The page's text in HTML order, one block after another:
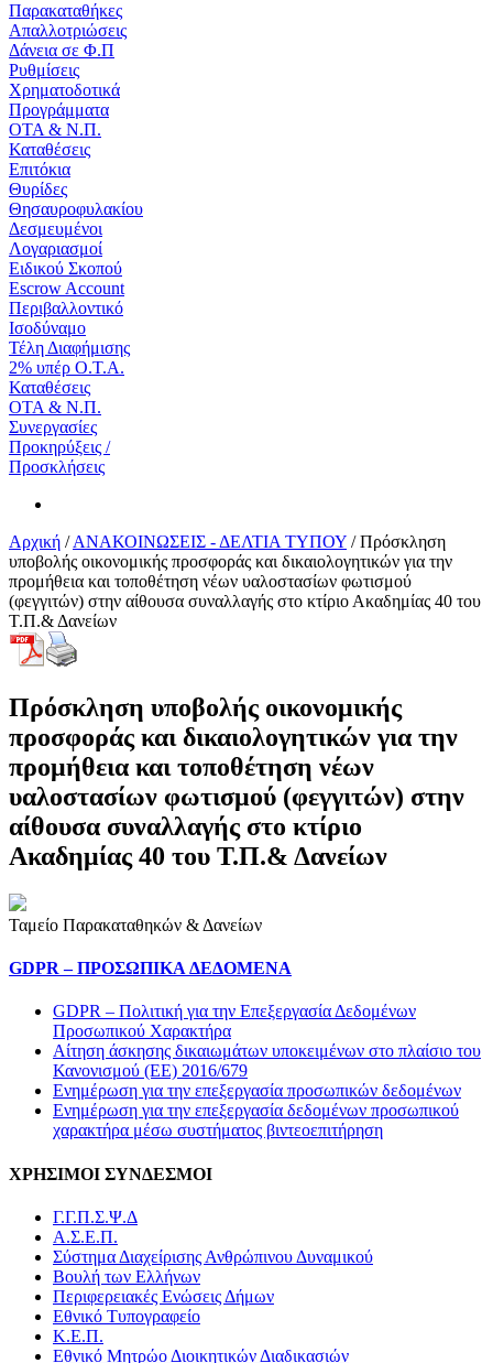
Παρακαταθήκες
Απαλλοτριώσεις
Δάνεια σε Φ.Π
Ρυθμίσεις
Χρηματοδοτικά
Προγράμματα
ΟΤΑ & Ν.Π.
Καταθέσεις
Επιτόκια
Θυρίδες
Θησαυροφυλακίου
Δεσμευμένοι
Λογαριασμοί
Ειδικού Σκοπού
Escrow Account
Περιβαλλοντικό
Ισοδύναμο
Τέλη Διαφήμισης
2% υπέρ Ο.Τ.Α.
Καταθέσεις
ΟΤΑ & Ν.Π.
Συνεργασίες
Προκηρύξεις /
Προσκλήσεις
Αρχική /ΑΝΑΚΟΙΝΩΣΕΙΣ - ΔΕΛΤΙΑ ΤΥΠΟΥ /Πρόσκληση
υποβολής οικονομικής προσφοράς και δικαιολογητικών για την
προμήθεια και τοποθέτηση νέων υαλοστασίων φωτισμού
(φεγγιτών) στην αίθουσα συναλλαγής στο κτίριο Ακαδημίας 40 του
Τ.Π.& Δανείων
Πρόσκληση υποβολής οικονομικής
προσφοράς και δικαιολογητικών για την
προμήθεια και τοποθέτηση νέων
υαλοστασίων φωτισμού (φεγγιτών) στην
αίθουσα συναλλαγής στο κτίριο
Ακαδημίας 40 του Τ.Π.& Δανείων
Ταμείο Παρακαταθηκών & Δανείων
GDPR – ΠΡΟΣΩΠΙΚA ΔΕΔΟΜEΝΑ
GDPR – Πολιτική για την Επεξεργασία Δεδομένων
Προσωπικού Χαρακτήρα
Αίτηση άσκησης δικαιωμάτων υποκειμένων στο πλαίσιο του
Κανονισμού (ΕΕ) 2016/679
Ενημέρωση για την επεξεργασία προσωπικών δεδομένων
Ενημέρωση για την επεξεργασία δεδομένων προσωπικού
χαρακτήρα μέσω συστήματος βιντεοεπιτήρηση
ΧΡΗΣΙΜΟΙ ΣΥΝΔΕΣΜΟΙ
Γ.Γ.Π.Σ.Ψ.Δ
Α.Σ.Ε.Π.
Σύστημα Διαχείρισης Ανθρώπινου Δυναμικού
Βουλή των Ελλήνων
Περιφερειακές Ενώσεις Δήμων
Εθνικό Τυπογραφείο
Κ.Ε.Π.
Εθνικό Μητρώο Διοικητικών Διαδικασιών